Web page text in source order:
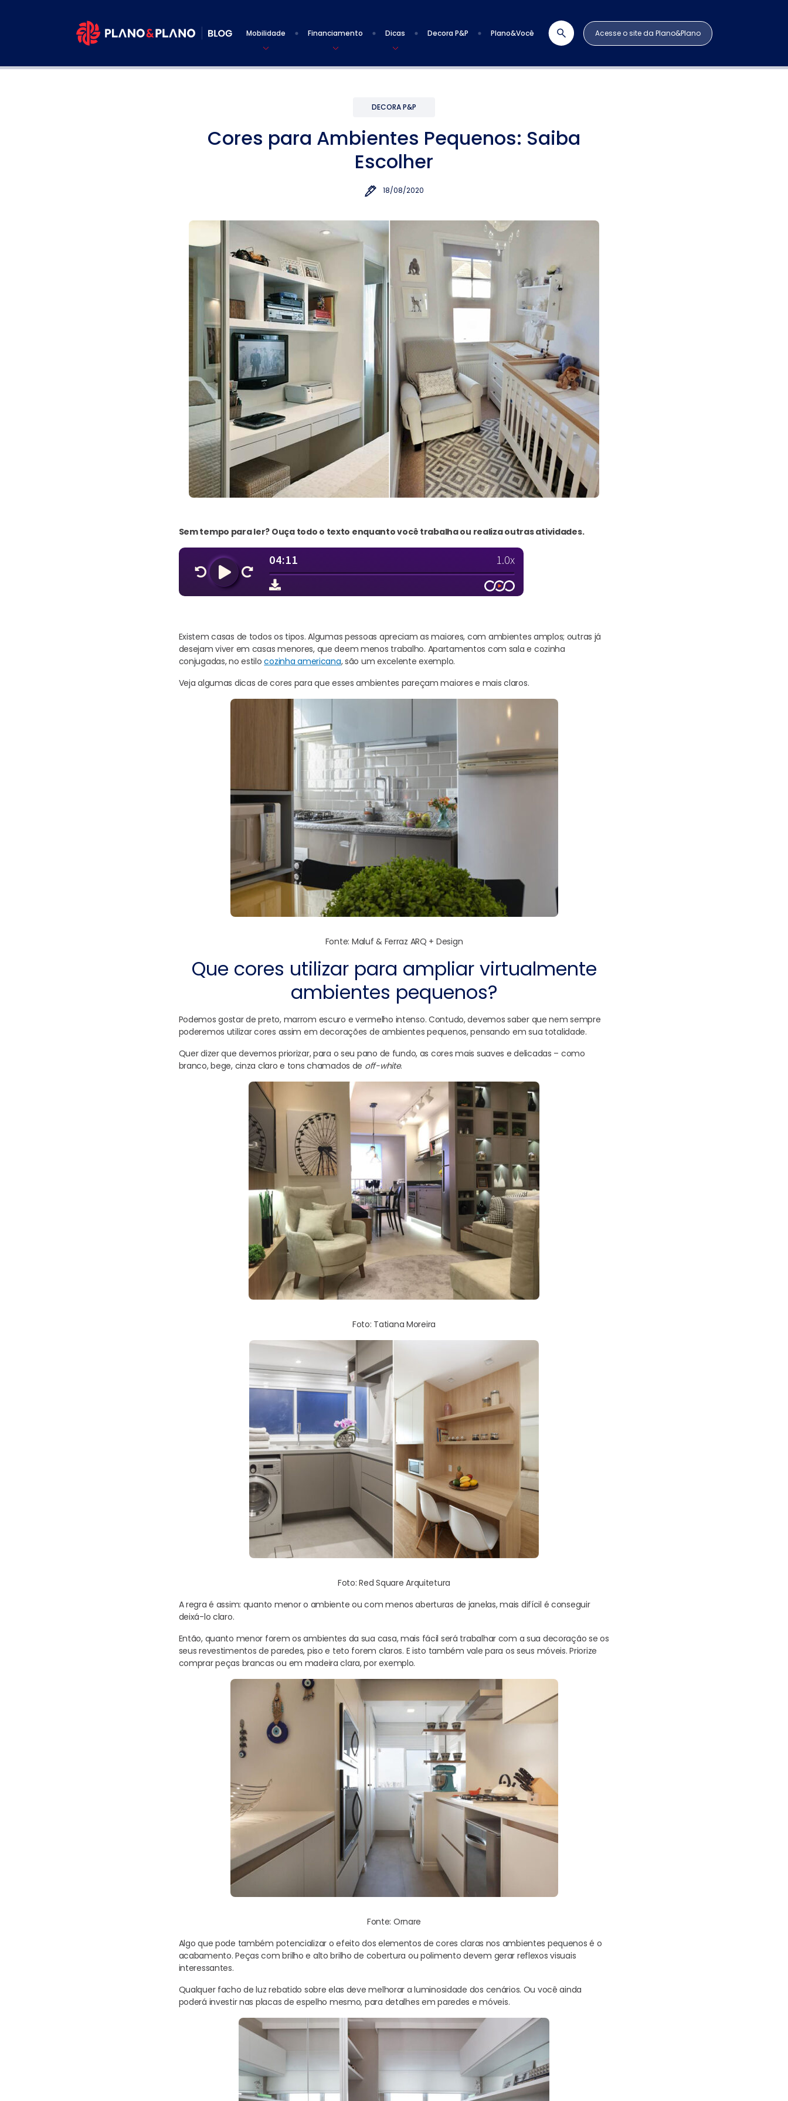
Mobilidade Financiamento Dicas Decora P&P Plano&Você Acesse o site da Plano&Plano
DECORA P&P
Cores para Ambientes Pequenos: Saiba
Escolher
18/08/2020
Sem tempo para ler? Ouça todo o texto enquanto você trabalha ou realiza outras atividades.
Existem casas de todos os tipos. Algumas pessoas apreciam as maiores, com ambientes amplos; outras já
desejam viver em casas menores, que deem menos trabalho. Apartamentos com sala e cozinha
conjugadas, no estilocozinha americana, são um excelente exemplo.
Veja algumas dicas de cores para que esses ambientes pareçam maiores e mais claros.
Fonte: Maluf & Ferraz ARQ + Design
Que cores utilizar para ampliar virtualmente
ambientes pequenos?
Podemos gostar de preto, marrom escuro e vermelho intenso. Contudo, devemos saber que nem sempre
poderemos utilizar cores assim em decorações de ambientes pequenos, pensando em sua totalidade.
Quer dizer que devemos priorizar, para o seu pano de fundo, as cores mais suaves e delicadas – como
branco, bege, cinza claro e tons chamados de off-white.
Foto: Tatiana Moreira
Foto:Red Square Arquitetura
A regra é assim: quanto menor o ambiente ou com menos aberturas de janelas, mais difícil é conseguir
deixá-lo claro.
Então, quanto menor forem os ambientes da sua casa, mais fácil será trabalhar com a sua decoração se os
seus revestimentos de paredes, piso e teto forem claros. E isto também vale para os seus móveis. Priorize
comprar peças brancas ou em madeira clara, por exemplo.
Fonte: Ornare
Algo que pode também potencializar o efeito dos elementos de cores claras nos ambientes pequenos é o
acabamento. Peças com brilho e alto brilho de cobertura ou polimento devem gerar reflexos visuais
interessantes.
Qualquer facho de luz rebatido sobre elas deve melhorar a luminosidade dos cenários. Ou você ainda
poderá investir nas placas de espelho mesmo, para detalhes em paredes e móveis.